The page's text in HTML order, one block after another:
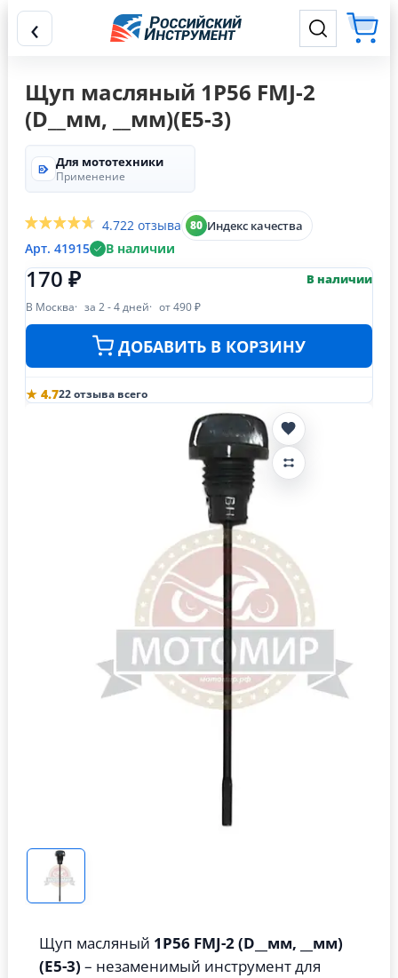
‹
Щуп масляный 1P56 FMJ-2
(D__мм, __мм)(E5-3)
Для мототехники
Применение
4.722 отзыва 80 Индекс качества
Арт. 41915 В наличии
170 ₽ В наличии
В Москва за 2 - 4 дней от 490 ₽
ДОБАВИТЬ В КОРЗИНУ
★ 4.722 отзыва всего
Щуп масляный 1P56 FMJ-2 (D__мм, __мм)
(E5-3) – незаменимый инструмент для